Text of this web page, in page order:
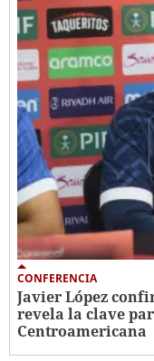
CONFERENCIA
Javier López
revela la clave
Centroamericana